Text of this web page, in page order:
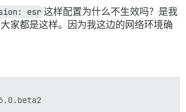
esr 这样配置为什么不生效吗？是我
家都是这样。因为我这边的网络环境确